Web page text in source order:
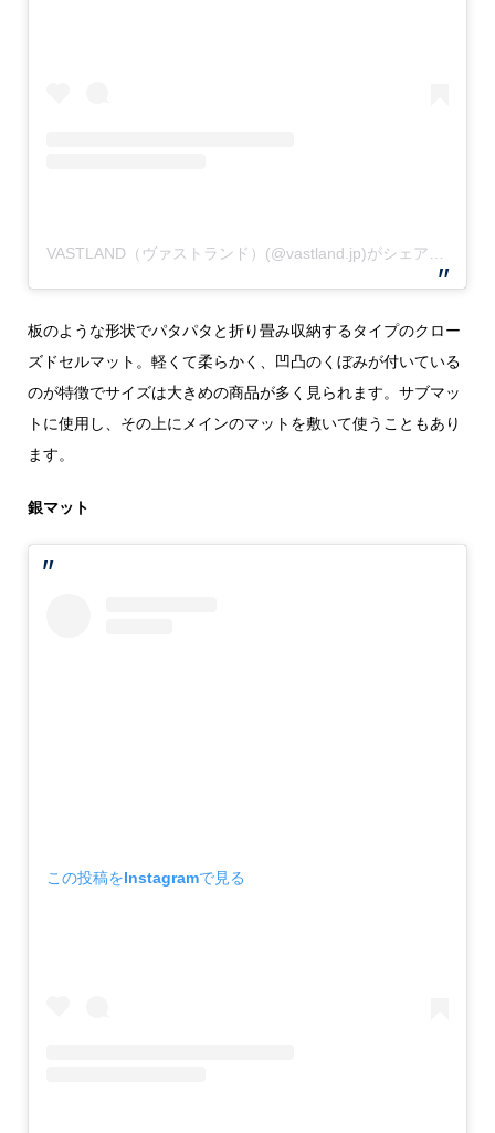
板のような形状でパタパタと折り畳み収納するタイプのクロー
ズドセルマット。軽くて柔らかく、凹凸のくぼみが付いている
のが特徴でサイズは大きめの商品が多く見られます。サブマッ
トに使用し、その上にメインのマットを敷いて使うこともあり
ます。
銀マット
この投稿をInstagramで見る